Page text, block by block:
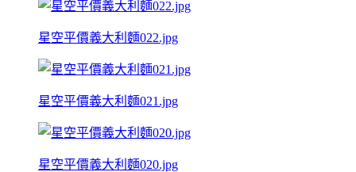
星空平價義大利麵022.jpg
星空平價義大利麵021.jpg
星空平價義大利麵020.jpg